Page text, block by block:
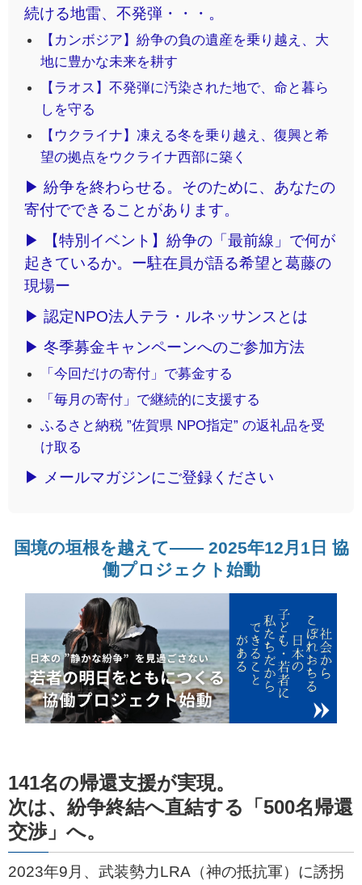
続ける地雷、不発弾・・・。
【カンボジア】紛争の負の遺産を乗り越え、大
地に豊かな未来を耕す
【ラオス】不発弾に汚染された地で、命と暮ら
しを守る
【ウクライナ】凍える冬を乗り越え、復興と希
望の拠点をウクライナ西部に築く
▶ 紛争を終わらせる。そのために、あなたの
寄付でできることがあります。
▶ 【特別イベント】紛争の「最前線」で何が
起きているか。ー駐在員が語る希望と葛藤の
現場ー
▶ 認定NPO法人テラ・ルネッサンスとは
▶ 冬季募金キャンペーンへのご参加方法
「今回だけの寄付」で募金する
「毎月の寄付」で継続的に支援する
ふるさと納税 ”佐賀県 NPO指定” の返礼品を受
け取る
▶ メールマガジンにご登録ください
国境の垣根を越えて―― 2025年12月1日 協
働プロジェクト始動
141名の帰還支援が実現。
次は、紛争終結へ直結する「500名帰還
交渉」へ。
2023年9月、武装勢力LRA（神の抵抗軍）に誘拐